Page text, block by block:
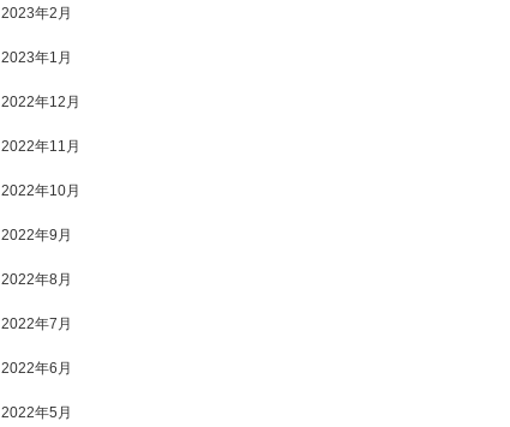
2023年2月
2023年1月
2022年12月
2022年11月
2022年10月
2022年9月
2022年8月
2022年7月
2022年6月
2022年5月